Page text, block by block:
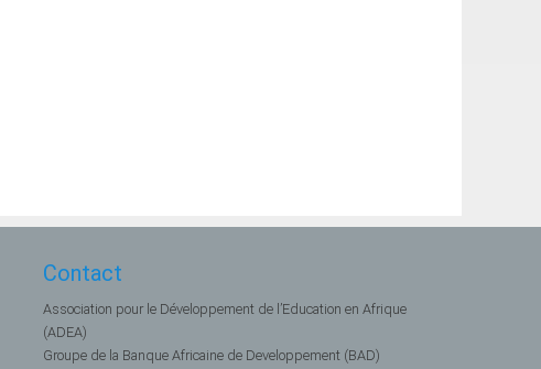
Contact
Association pour le Développement de l’Education en Afrique
(ADEA)
Groupe de la Banque Africaine de Developpement (BAD)